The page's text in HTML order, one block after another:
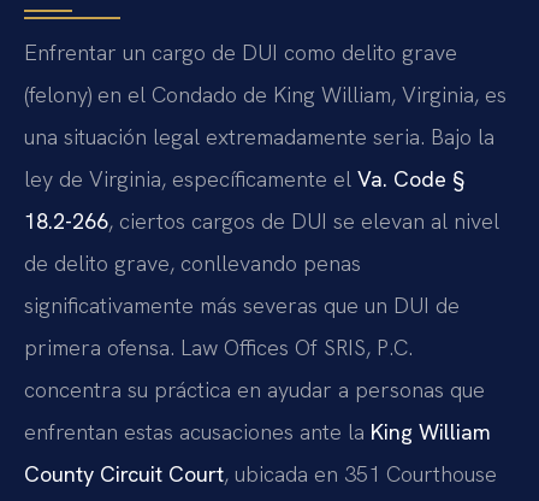
Enfrentar un cargo de DUI como delito grave
(felony) en el Condado de King William, Virginia, es
una situación legal extremadamente seria. Bajo la
ley de Virginia, específicamente el Va. Code §
18.2-266, ciertos cargos de DUI se elevan al nivel
de delito grave, conllevando penas
significativamente más severas que un DUI de
primera ofensa. Law Offices Of SRIS, P.C.
concentra su práctica en ayudar a personas que
enfrentan estas acusaciones ante la King William
County Circuit Court, ubicada en 351 Courthouse